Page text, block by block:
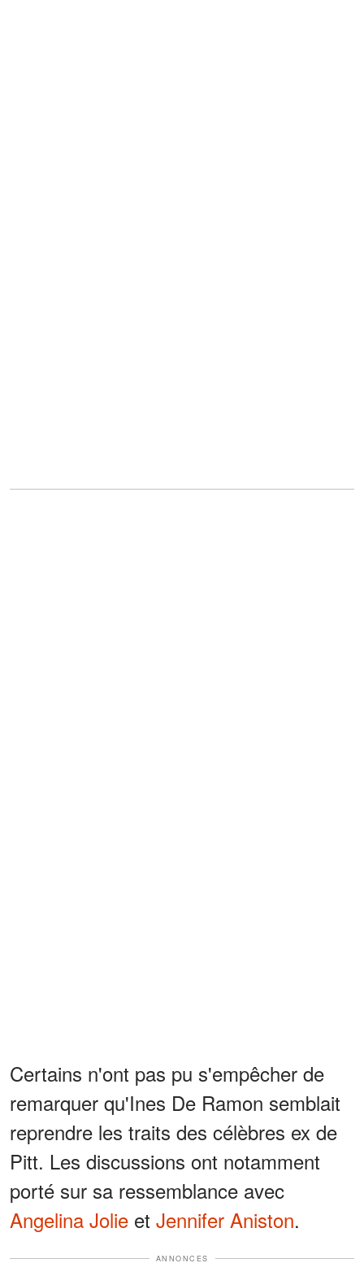
Certains n'ont pas pu s'empêcher de
remarquer qu'Ines De Ramon semblait
reprendre les traits des célèbres ex de
Pitt. Les discussions ont notamment
porté sur sa ressemblance avec
Angelina Jolie et Jennifer Aniston.
ANNONCES